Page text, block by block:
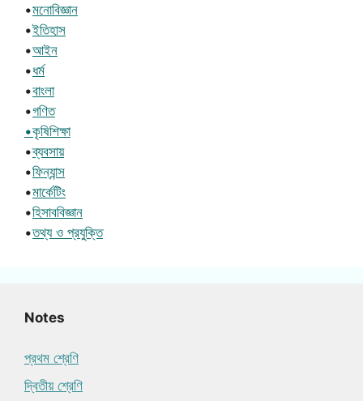
•মনোবিজ্ঞান
•ইতিহাস
•আইন
•ধর্ম
•বাংলা
•গণিত
•কৃষিশিক্ষা
•ব্যবসায়
•ফিন্যান্স
•মার্কেটিং
•হিসাববিজ্ঞান
•তথ্য ও প্রযুক্তি
Notes
প্রথম শ্রেণি
দ্বিতীয় শ্রেণি